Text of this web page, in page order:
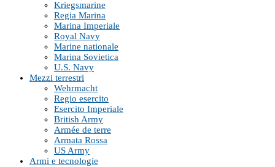
Kriegsmarine
Regia Marina
Marina Imperiale
Royal Navy
Marine nationale
Marina Sovietica
U.S. Navy
Mezzi terrestri
Wehrmacht
Regio esercito
Esercito Imperiale
British Army
Armée de terre
Armata Rossa
US Army
Armi e tecnologie